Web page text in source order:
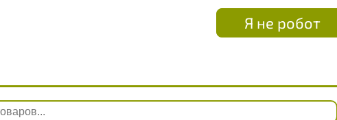
Я не робот